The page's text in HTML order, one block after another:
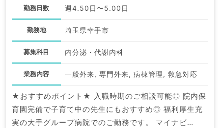
勤務日数 週4.50日〜5.00日
勤務地 埼玉県幸手市
募集科目 内分泌・代謝内科
業務内容 一般外来, 専門外来, 病棟管理, 救急対応
★おすすめポイント★ 入職時期のご相談可能◎ 院内保
育園完備で子育て中の先生にもおすすめ◎ 福利厚生充
実の大手グループ病院でのご勤務です。 マイナビ